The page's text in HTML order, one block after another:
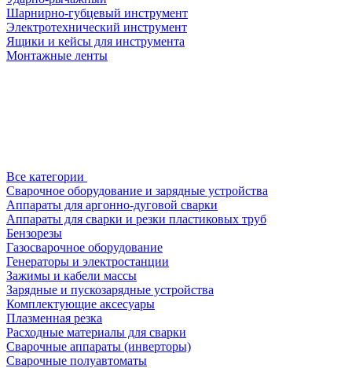
Шарнирно-губцевый инструмент
Электротехнический инструмент
Ящики и кейсы для инструмента
Монтажные ленты
Все категории
Сварочное оборудование и зарядные устройства
Аппараты для аргонно-дуговой сварки
Аппараты для сварки и резки пластиковых труб
Бензорезы
Газосварочное оборудование
Генераторы и электростанции
Зажимы и кабели массы
Зарядные и пускозарядные устройства
Комплектующие аксесуары
Плазменная резка
Расходные материалы для сварки
Сварочные аппараты (инверторы)
Сварочные полуавтоматы